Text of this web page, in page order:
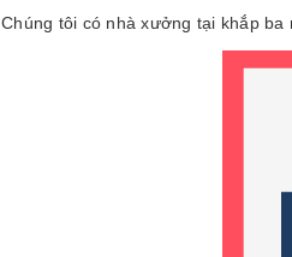
Chúng tôi có nhà xưởng tại khắp ba